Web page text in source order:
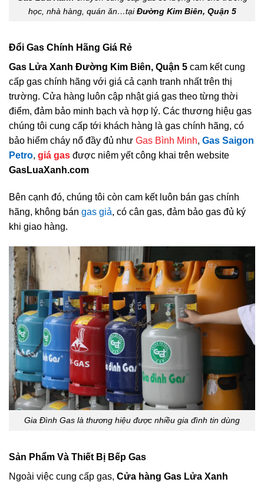
học, nhà hàng, quán ăn…tạiĐường Kim Biên, Quận 5
Đổi Gas Chính Hãng Giá Rẻ
Gas Lửa Xanh Đường Kim Biên, Quận 5 cam kết cung
cấp gas chính hãng với giá cả cạnh tranh nhất trên thị
trường. Cửa hàng luôn cập nhật giá gas theo từng thời
điểm, đảm bảo minh bạch và hợp lý. Các thương hiệu gas
chúng tôi cung cấp tới khách hàng là gas chính hãng, có
bảo hiểm cháy nổ đầy đủ như Gas Bình Minh, Gas Saigon
Petro, giá gas được niêm yết công khai trên website
GasLuaXanh.com
Bên cạnh đó, chúng tôi còn cam kết luôn bán gas chính
hãng, không bán gas giả, có cân gas, đảm bảo gas đủ ký
khi giao hàng.
Gia Đình Gas là thương hiệu được nhiều gia đình tin dùng
Sản Phẩm Và Thiết Bị Bếp Gas
Ngoài việc cung cấp gas, Cửa hàng Gas Lửa Xanh